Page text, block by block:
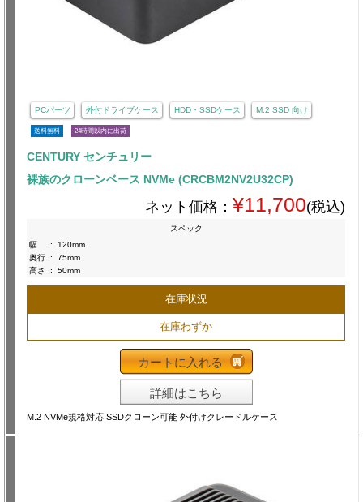
PCパーツ 外付ドライブケース HDD・SSDケース M.2 SSD 向け
送料無料 24時間以内に出荷
CENTURY センチュリー
裸族のクローンベース NVMe (CRCBM2NV2U32CP)
ネット価格： ¥11,700(税込)
スペック
幅
:
120mm
奥行 :
75mm
高さ
: 50mm
在庫状況
在庫わずか
カートに入れる
詳細はこちら
M.2 NVMe規格対応 SSDクローン可能 外付けクレードルケース